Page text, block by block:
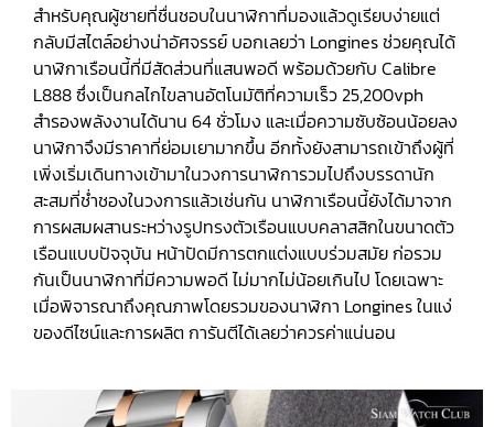
สำหรับคุณผู้ชายที่ชื่นชอบในนาฬิกาที่มองแล้วดูเรียบง่ายแต่
กลับมีสไตล์อย่างน่าอัศจรรย์ บอกเลยว่า Longines ช่วยคุณได้
นาฬิกาเรือนนี้ที่มีสัดส่วนที่แสนพอดี พร้อมด้วยกับ Calibre
L888 ซึ่งเป็นกลไกไขลานอัตโนมัติที่ความเร็ว 25,200vph
สำรองพลังงานได้นาน 64 ชั่วโมง และเมื่อความซับซ้อนน้อยลง
นาฬิกาจึงมีราคาที่ย่อมเยามากขึ้น อีกทั้งยังสามารถเข้าถึงผู้ที่
เพิ่งเริ่มเดินทางเข้ามาในวงการนาฬิการวมไปถึงบรรดานัก
สะสมที่ช่ำชองในวงการแล้วเช่นกัน นาฬิกาเรือนนี้ยังได้มาจาก
การผสมผสานระหว่างรูปทรงตัวเรือนแบบคลาสสิกในขนาดตัว
เรือนแบบปัจจุบัน หน้าปัดมีการตกแต่งแบบร่วมสมัย ก่อรวม
กันเป็นนาฬิกาที่มีความพอดี ไม่มากไม่น้อยเกินไป โดยเฉพาะ
เมื่อพิจารณาถึงคุณภาพโดยรวมของนาฬิกา Longines ในแง่
ของดีไซน์และการผลิต การันตีได้เลยว่าควรค่าแน่นอน